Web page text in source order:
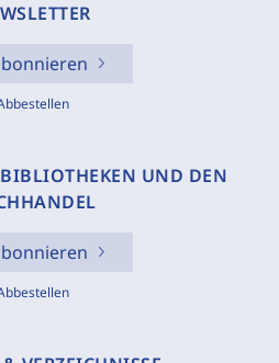
BIBLIOTHEKEN UND DEN